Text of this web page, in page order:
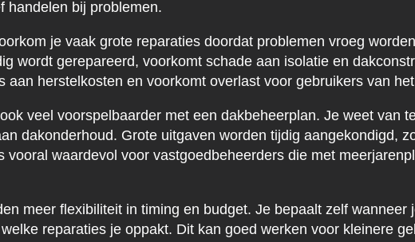
handelen bij problemen.
je vaak grote reparaties doordat problemen vroeg
wordt gerepareerd, voorkomt schade aan isolatie en
aan herstelkosten en voorkomt overlast voor gebruikers van
veel voorspelbaarder met een dakbeheerplan. Je weet van
dakonderhoud. Grote uitgaven worden tijdig aangekondigd,
vooral waardevol voor vastgoedbeheerders die met
meer flexibiliteit in timing en budget. Je bepaalt zelf wanneer
reparaties je oppakt. Dit kan goed werken voor kleinere